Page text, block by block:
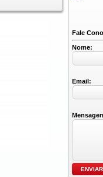
Fale
Nome:
Email: